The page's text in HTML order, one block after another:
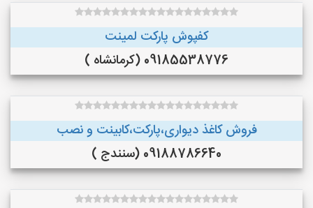
کفپوش پارکت لمینت
09185538776 (کرمانشاه )
فروش کاغذ دیواری،پارکت،کابینت و نصب
09188786640 (سنندج )